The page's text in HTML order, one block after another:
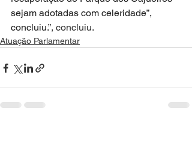
sejam adotadas com celeridade”,
concluiu.”, concluiu.
Atuação Parlamentar